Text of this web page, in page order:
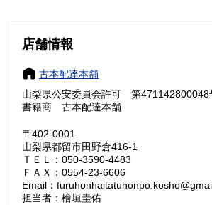
大阪府
奈良県
鳥取県 800円 島根県
岡山県
山口県 800円
香川県 800円 愛媛県
店舗情報
古本配達本舗
山梨県公安委員会許可 第471142800048
書籍商 古本配達本舗
〒402-0001
山梨県都留市田野倉416-1
ＴＥＬ：050-3590-4483
ＦＡＸ：0554-23-6606
Email：
担当者：檜垣圭佑